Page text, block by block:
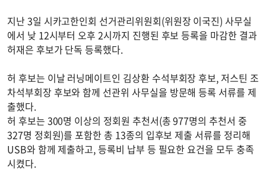
지난 3일 시카고한인회 선거관리위원회(위원장 이국진) 사무실
에서 낮 12시부터 오후 2시까지 진행된 후보 등록을 마감한 결과
허재은 후보가 단독 등록했다.
허 후보는 이날 러닝메이트인 김상환 수석부회장 후보, 저스틴 조
차석부회장 후보와 함께 선관위 사무실을 방문해 등록 서류를 제
출했다.
허 후보는 300명 이상의 정회원 추천서(총 977명의 추천서 중
327명 정회원)를 포함한 총 13종의 입후보 제출 서류를 정리해
USB와 함께 제출하고, 등록비 납부 등 필요한 요건을 모두 충족
시켰다.